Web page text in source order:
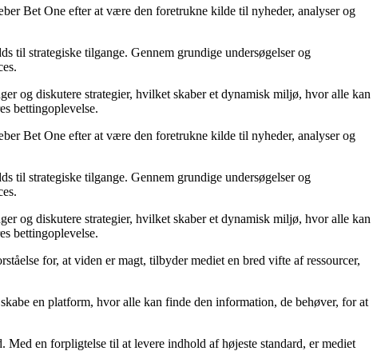
Bet One efter at være den foretrukne kilde til nyheder, analyser og
til strategiske tilgange. Gennem grundige undersøgelser og
og diskutere strategier, hvilket skaber et dynamisk miljø, hvor alle kan
bettingoplevelse.
Bet One efter at være den foretrukne kilde til nyheder, analyser og
til strategiske tilgange. Gennem grundige undersøgelser og
og diskutere strategier, hvilket skaber et dynamisk miljø, hvor alle kan
bettingoplevelse.
for, at viden er magt, tilbyder mediet en bred vifte af ressourcer,
en platform, hvor alle kan finde den information, de behøver, for at
en forpligtelse til at levere indhold af højeste standard, er mediet